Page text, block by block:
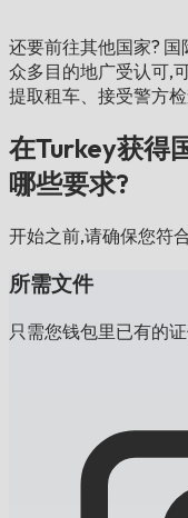
还要前往其他国家? 国
众多目的地广受认可,
提取租车、接受警方检
在Turkey获得
哪些要求?
开始之前,请确保您符
所需文件
只需您钱包里已有的